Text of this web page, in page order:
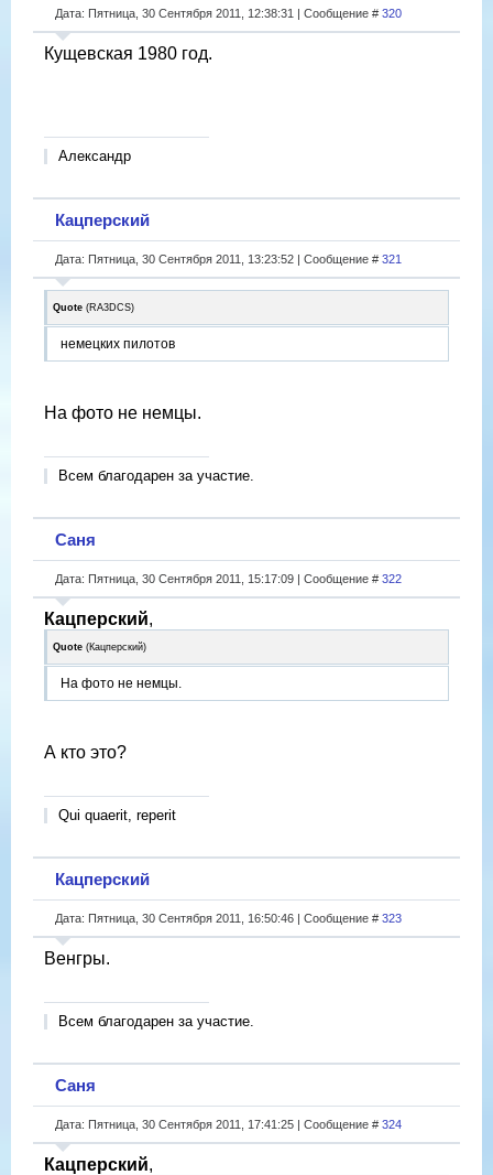
Дата: Пятница, 30 Сентября 2011, 12:38:31 | Сообщение # 320
Кущевская 1980 год.
Александр
Кацперский
Дата: Пятница, 30 Сентября 2011, 13:23:52 | Сообщение # 321
Quote (RA3DCS)
немецких пилотов
На фото не немцы.
Всем благодарен за участие.
Саня
Дата: Пятница, 30 Сентября 2011, 15:17:09 | Сообщение # 322
Кацперский,
Quote (Кацперский)
На фото не немцы.
А кто это?
Qui quaerit, reperit
Кацперский
Дата: Пятница, 30 Сентября 2011, 16:50:46 | Сообщение # 323
Венгры.
Всем благодарен за участие.
Саня
Дата: Пятница, 30 Сентября 2011, 17:41:25 | Сообщение # 324
Кацперский,